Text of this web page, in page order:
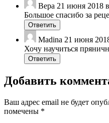
Вера 21 июня 2018
Большое спасибо за
Ответить
Madina 21 июня
Хочу научиться
Ответить
Добавить
Ваш адрес email не будет
помечены *